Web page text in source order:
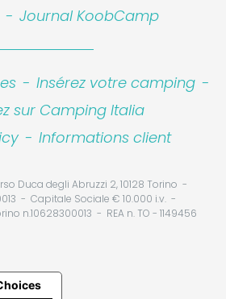
- Journal KoobCamp
- Insérez votre camping -
sur Camping Italia
- Informations client
Duca degli Abruzzi 2, 10128 Torino
Capitale Sociale € 10.000 i.v.
n.10628300013
REA n. TO - 1149456